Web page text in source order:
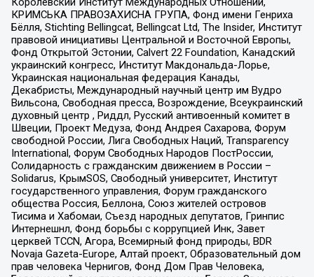
КРИМСЬКА ПРАВОЗАХИСНА ГРУПА, Фонд имени Генриха
Бёлля, Stichting Bellingcat, Bellingcat Ltd, The Insider, Институт
правовой инициативы Центральной и Восточной Европы,
Фонд Открытой Эстонии, Calvert 22 Foundation, Канадский
украинский конгресс, Институт Макдональда-Лорье,
Украинская национальная федерация Канады,
Декабристы, Международный научный центр им Вудро
Вильсона, Свободная пресса, Возрождение, Всеукраинский
духовный центр , Риддл, Русский антивоенный комитет в
Швеции, Проект Медуза, Фонд Андрея Сахарова, Форум
свободной России, Лига Свободных Наций, Transparеncy
International, Форум Свободных Народов ПостРоссии,
Солидарность с гражданским движением в России –
Solidarus, КрымSOS, Свободный университет, Институт
государственного управления, Форум гражданского
общества Россия, Беллона, Союз жителей островов
Тисима и Хабомаи, Съезд народных депутатов, Гринпис
Интернешнл, Фонд борьбы с коррупцией Инк, Завет
церквей TCCN, Агора, Всемирный фонд природы, BDR
Novaja Gazeta-Europe, Алтай проект, Образовательный дом
прав человека Чернигов, Фонд Дом Прав Человека,